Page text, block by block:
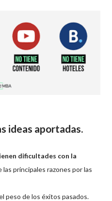
ideas aportadas.
dificultades con la
las principales razones por las
peso de los éxitos pasados.